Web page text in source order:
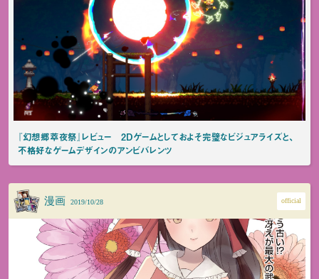
『幻想郷萃夜祭』レビュー 2Dゲームとしておよそ完璧なビジュアライズと、
不格好なゲームデザインのアンビバレンツ
漫画 2019/10/28 official